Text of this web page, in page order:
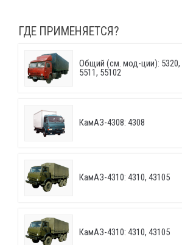
ГДЕ ПРИМЕНЯЕТСЯ?
Общий (см. мод-ции): 5320,
5511, 55102
КамАЗ-4308: 4308
КамАЗ-4310: 4310, 43105
КамАЗ-4310: 4310, 43105